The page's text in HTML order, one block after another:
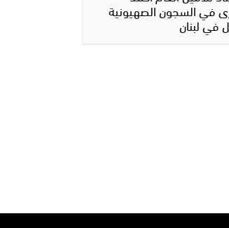
في السجون الصهيونية
في لبنان